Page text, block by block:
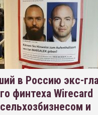
в Россию экс-
финтеха Wirecard
и